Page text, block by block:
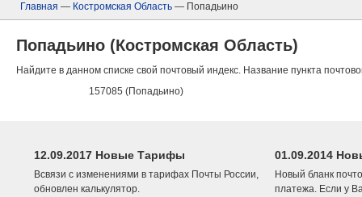
Главная — Костромская Область — Попадьино
Попадьино (Костромская Область)
Найдите в данном списке свой почтовый индекс. Название пункта
157085 (Попадьино)
12.09.2017 Новые Тарифы
Всвязи с изменениями в тарифах Почты России,
обновлен калькулятор.
01.09.2014
Новый бланк
платежа. Если у